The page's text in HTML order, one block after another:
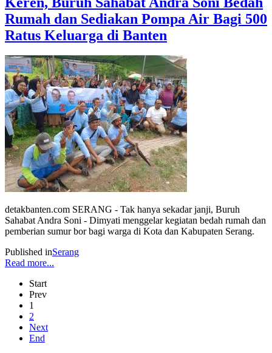
Rumah dan Sediakan Pompa Air Bagi 500
Ratus Keluarga di Banten
detakbanten.com SERANG - Tak hanya sekadar janji, Buruh
Sahabat Andra Soni - Dimyati menggelar kegiatan bedah rumah dan
pemberian sumur bor bagi warga di Kota dan Kabupaten Serang.
Published inSerang
Read more...
Start
Prev
1
2
Next
End